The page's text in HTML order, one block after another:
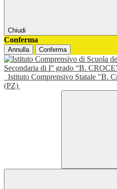
Chiudi
Conferma
Annulla Conferma
Istituto Comprensivo Statale "B.
(PZ)